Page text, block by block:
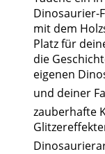
Dinosaurier-
mit dem
Platz für
die
eigenen
und deiner
zauberhafte